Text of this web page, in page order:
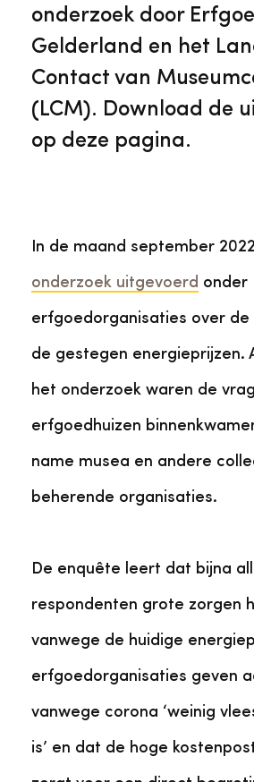
Collectiebeheer
Geschiedenis van Zuid-
Bekijk alle diensten
Ons team
Over de Monumentenwacht
Vacatures
Tarieven
Algemene voorwaarden
onderzoek door
Gelderland en het
Contact van
(LCM). Download de
op deze pagina.
In de maand september
onderzoek uitgevoerd onder
erfgoedorganisaties over de
de gestegen energieprijzen.
het onderzoek waren de
erfgoedhuizen
name musea en andere
beherende organisaties.
De enquête leert dat bijna
respondenten grote zorgen
vanwege de huidige
erfgoedorganisaties geven
vanwege corona ‘weinig
is’ en dat de hoge